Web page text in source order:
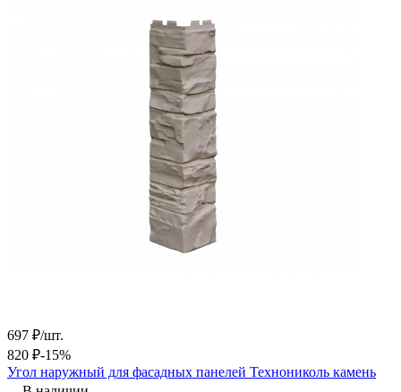
697 ₽/шт.
820 ₽-15%
Угол наружный для фасадных панелей Технониколь камень